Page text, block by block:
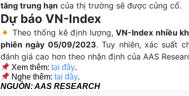
tăng trung hạn của thị trường sẽ được củng cố.
Dự báo VN-Index
Theo thống kê định lượng,VN-Index nhiều
phiên ngày 05/09/2023. Tuy nhiên, xác suất
đánh giá cao hơn theo nhận định của AAS
Xem thêm:tại đây.
Nghe thêm:tại đây.
NGUỒN: AAS RESEARCH